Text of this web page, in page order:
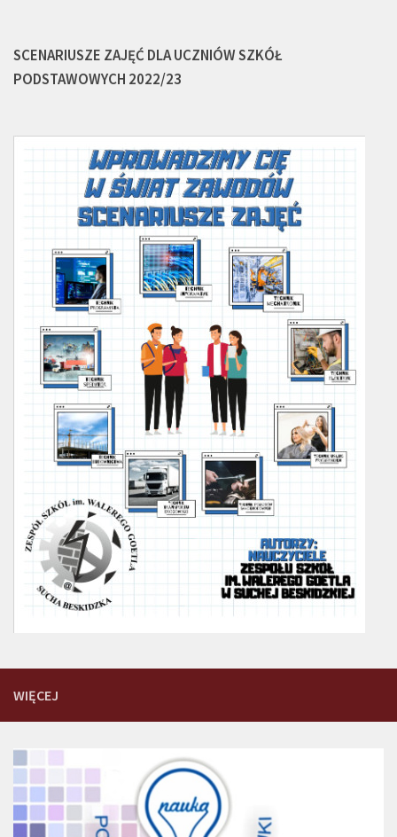
SCENARIUSZE ZAJĘĆ DLA UCZNIÓW SZKÓŁ
PODSTAWOWYCH 2022/23
WIĘCEJ